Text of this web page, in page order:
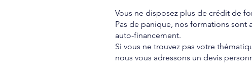
Vous ne disposez plus de crédit de
Pas de panique, nos formations sont
auto-financement.
Si vous ne trouvez pas votre
nous vous adressons un devis